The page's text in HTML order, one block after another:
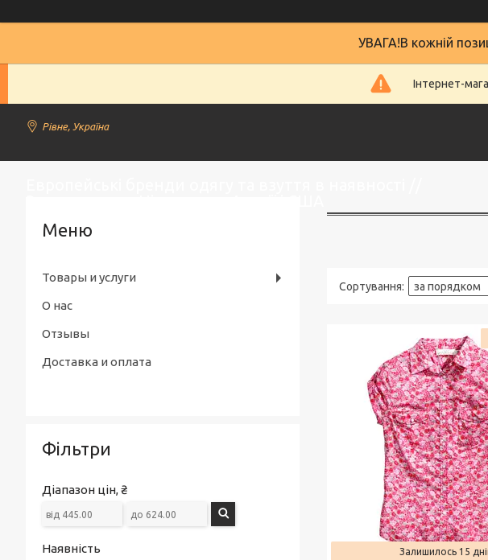
УВАГА!В кожній
Інтернет-
Рівне, Україна
Залишилось 15
Товары и услуги
О нас
Отзывы
Доставка и оплата
Фільтри
Діапазон цін, ₴
Наявність